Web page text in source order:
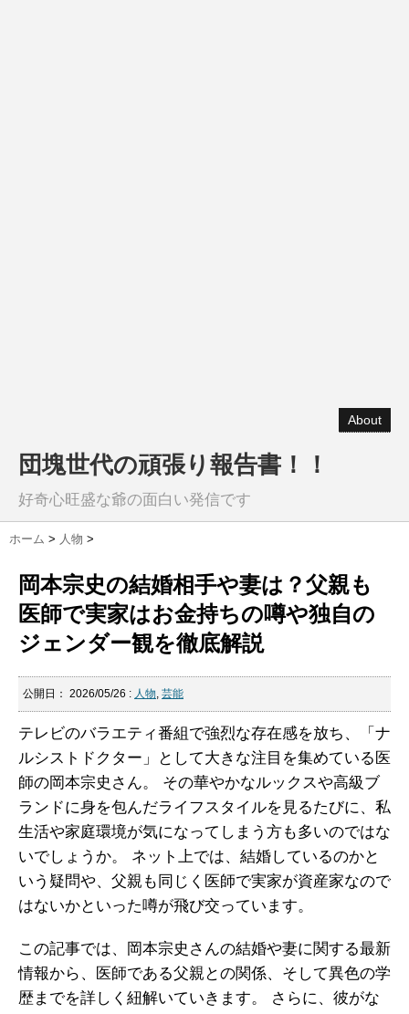
About
団塊世代の頑張り報告書！！
好奇心旺盛な爺の面白い発信です
ホーム > 人物 >
岡本宗史の結婚相手や妻は？父親も
医師で実家はお金持ちの噂や独自の
ジェンダー観を徹底解説
公開日： 2026/05/26 : 人物, 芸能
テレビのバラエティ番組で強烈な存在感を放ち、「ナ
ルシストドクター」として大きな注目を集めている医
師の岡本宗史さん。 その華やかなルックスや高級ブ
ランドに身を包んだライフスタイルを見るたびに、私
生活や家庭環境が気になってしまう方も多いのではな
いでしょうか。 ネット上では、結婚しているのかと
いう疑問や、父親も同じく医師で実家が資産家なので
はないかといった噂が飛び交っています。
この記事では、岡本宗史さんの結婚や妻に関する最新
情報から、医師である父親との関係、そして異色の学
歴までを詳しく紐解いていきます。 さらに、彼がな